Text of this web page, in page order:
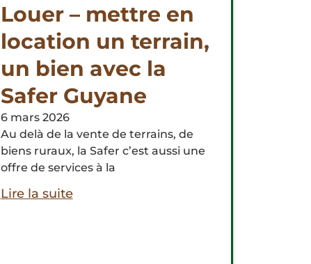
Louer – mettre en
location un terrain,
un bien avec la
Safer Guyane
6 mars 2026
Au delà de la vente de terrains, de
biens ruraux, la Safer c’est aussi une
offre de services à la
Lire la suite